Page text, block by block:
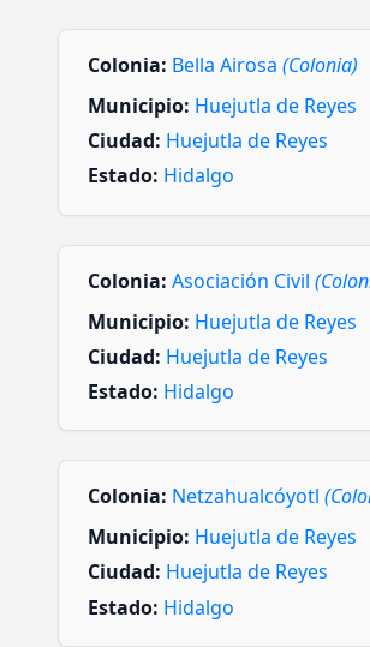
Colonia: Bella Airosa (Colonia)
Municipio: Huejutla de Reyes
Ciudad: Huejutla de Reyes
Estado: Hidalgo
Colonia: Asociación Civil
Municipio: Huejutla de Reyes
Ciudad: Huejutla de Reyes
Estado: Hidalgo
Colonia: Netzahualcóyotl
Municipio: Huejutla de Reyes
Ciudad: Huejutla de Reyes
Estado: Hidalgo